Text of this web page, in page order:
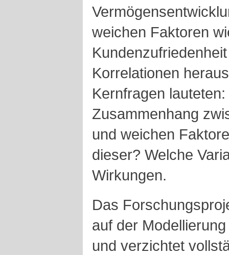
weichen Faktoren
Korrelationen
Kernfragen
Zusammenhang
und weichen
dieser? Welche
Wirkungen.
Das
auf der
und verzichtet